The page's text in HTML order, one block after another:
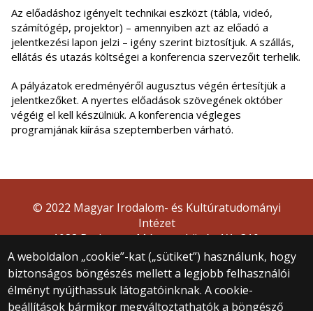
Az előadáshoz igényelt technikai eszközt (tábla, videó,
számítógép, projektor) – amennyiben azt az előadó a
jelentkezési lapon jelzi – igény szerint biztosítjuk. A szállás,
ellátás és utazás költségei a konferencia szervezőit terhelik.
A pályázatok eredményéről augusztus végén értesítjük a
jelentkezőket. A nyertes előadások szövegének október
végéig el kell készülniük. A konferencia végleges
programjának kiírása szeptemberben várható.
A weboldalon „cookie”-kat („sütiket”) használunk, hogy
biztonságos böngészés mellett a legjobb felhasználói
élményt nyújthassuk látogatóinknak. A cookie-
beállítások bármikor megváltoztathatók a böngésző
© 2022 Magyar Irodalom- és Kultúratudományi
Intézet
1088 Budapest, Múzeum körút 4/A, 310.